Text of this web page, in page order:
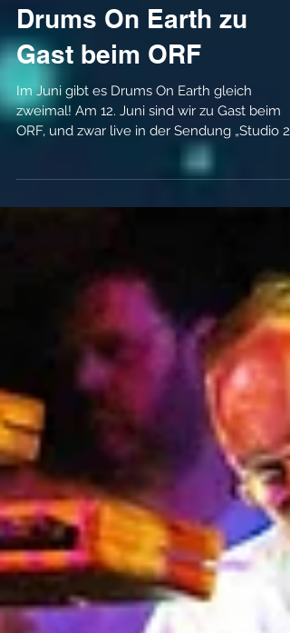
Drums On Earth zu
Gast beim ORF
Im Juni gibt es Drums On Earth gleich
ORF, und zwar live in der Sendung „Studio 2“.
Bitte um 17:30 einschalten! Und am 19.Juni
spielen wir für Euch wieder eine
massieren den Körper. 90 Minuten nonstop
Rhythmus pur mit Drums On Earth in der
neurotunes Akademie 1100 Wien,
Belgradplatz 5/10-11 Hier g